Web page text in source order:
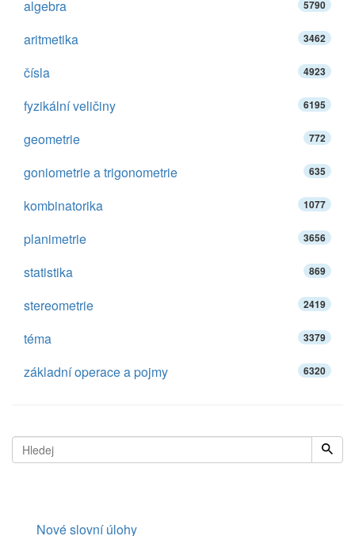
algebra 5790
aritmetika 3462
čísla 4923
fyzikální veličiny 6195
geometrie 772
goniometrie a trigonometrie 635
kombinatorika 1077
planimetrie 3656
statistika 869
stereometrie 2419
téma 3379
základní operace a pojmy 6320
Nové slovní úlohy